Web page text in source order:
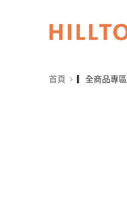
首頁 ▎全商品專區